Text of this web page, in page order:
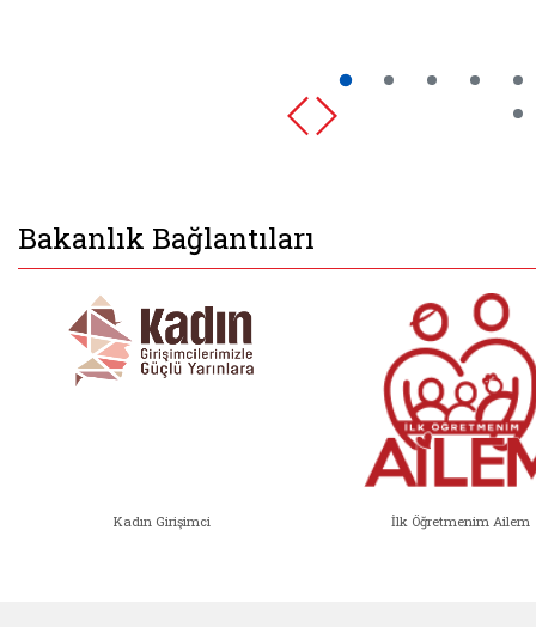
Bakanlık Bağlantıları
Kadın Girişimci İlk Öğretmenim Ailem